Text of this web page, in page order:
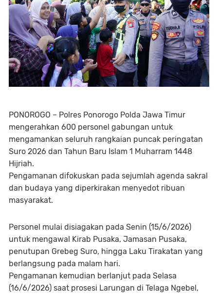
PONOROGO – Polres Ponorogo Polda Jawa Timur
mengerahkan 600 personel gabungan untuk
mengamankan seluruh rangkaian puncak peringatan
Suro 2026 dan Tahun Baru Islam 1 Muharram 1448
Hijriah.
Pengamanan difokuskan pada sejumlah agenda sakral
dan budaya yang diperkirakan menyedot ribuan
masyarakat.
Personel mulai disiagakan pada Senin (15/6/2026)
untuk mengawal Kirab Pusaka, Jamasan Pusaka,
penutupan Grebeg Suro, hingga Laku Tirakatan yang
berlangsung pada malam hari.
Pengamanan kemudian berlanjut pada Selasa
(16/6/2026) saat prosesi Larungan di Telaga Ngebel,